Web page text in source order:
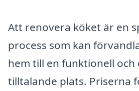
Att renovera köket är en
process som kan
hem till en funktionell och
tilltalande plats. Priserna